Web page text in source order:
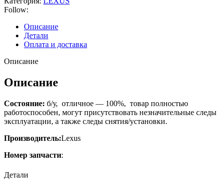
Follow:
Описание
Детали
Оплата и доставка
Описание
Описание
Состояние: б/у, отличное — 100%, товар полностью
работоспособен, могут присутствовать незначительные следы
эксплуатации, а также следы снятия/установки.
Производитель:Lexus
Номер запчасти:
Детали